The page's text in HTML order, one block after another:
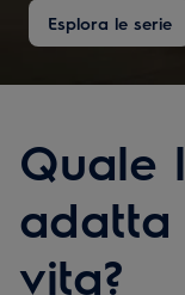
Esplora le serie
Quale
adatta
vita?